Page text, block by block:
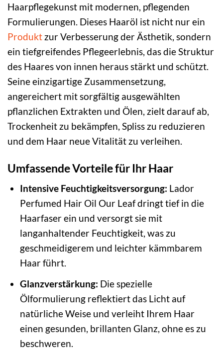
Haarpflegekunst mit modernen, pflegenden
Formulierungen. Dieses Haaröl ist nicht nur ein
Produkt zur Verbesserung der Ästhetik, sondern
ein tiefgreifendes Pflegeerlebnis, das die Struktur
des Haares von innen heraus stärkt und schützt.
Seine einzigartige Zusammensetzung,
angereichert mit sorgfältig ausgewählten
pflanzlichen Extrakten und Ölen, zielt darauf ab,
Trockenheit zu bekämpfen, Spliss zu reduzieren
und dem Haar neue Vitalität zu verleihen.
Umfassende Vorteile für Ihr Haar
Intensive Feuchtigkeitsversorgung: Lador
Perfumed Hair Oil Our Leaf dringt tief in die
Haarfaser ein und versorgt sie mit
langanhaltender Feuchtigkeit, was zu
geschmeidigerem und leichter kämmbarem
Haar führt.
Glanzverstärkung: Die spezielle
Ölformulierung reflektiert das Licht auf
natürliche Weise und verleiht Ihrem Haar
einen gesunden, brillanten Glanz, ohne es zu
beschweren.